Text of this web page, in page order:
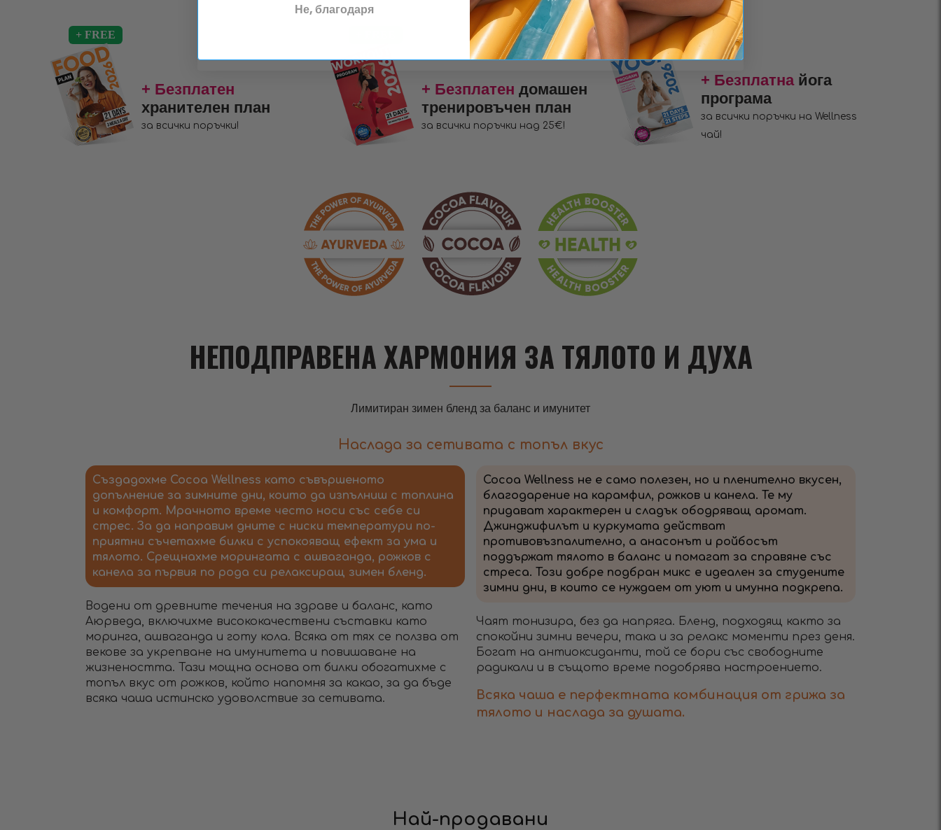
+ Безплатен
хранителен план
за всички поръчки!
+ Безплатен домашен
тренировъчен план
за всички поръчки над 25€!
+ Безплатнайога
програма
за всички поръчки на Wellness
чай!
НЕПОДПРАВЕНА ХАРМОНИЯ ЗА ТЯЛОТО И ДУХА
Лимитиран зимен бленд за баланс и имунитет
Наслада за сетивата с топъл вкус
Създадохме Cocoa Wellness като съвършеното
допълнение за зимните дни, които да изпълниш с топлина
и комфорт. Мрачното време често носи със себе си
стрес. За да направим дните с ниски температури по-
приятни съчетахме билки с успокояващ ефект за ума и
тялото. Срещнахме морингата с ашваганда, рожков с
канела за първия по рода си релаксиращ зимен бленд.
Водени от древните течения на здраве и баланс, като
Аюрведа, включихме висококачествени съставки като
моринга, ашваганда и готу кола. Всяка от тях се ползва от
векове за укрепване на имунитета и повишаване на
жизнеността. Тази мощна основа от билки обогатихме с
топъл вкус от рожков, който напомня за какао, за да бъде
всяка чаша истинско удоволствие за сетивата.
Cocoa Wellness не е само полезен, но и пленително вкусен,
благодарение на карамфил, рожков и канела. Те му
придават характерен и сладък ободряващ аромат.
Джинджифилът и куркумата действат
противовъзпалително, а анасонът и ройбосът
поддържат тялото в баланс и помагат за справяне със
стреса. Този добре подбран микс е идеален за студените
зимни дни, в които се нуждаем от уют и имунна подкрепа.
Чаят тонизира, без да напряга. Бленд, подходящ както за
спокойни зимни вечери, така и за релакс моменти през деня.
Богат на антиоксиданти, той се бори със свободните
радикали и в същото време подобрява настроението.
Всяка чаша е перфектната комбинация от грижа за
тялото и наслада за душата.
Най-продавани
Не, благодаря